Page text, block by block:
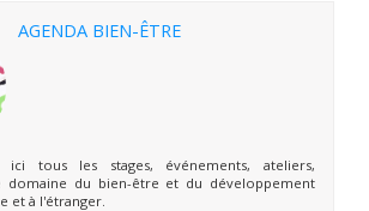
AGENDA BIEN-ÊTRE
ici tous les stages, événements, ateliers,
domaine du bien-être et du développement
et à l'étranger.